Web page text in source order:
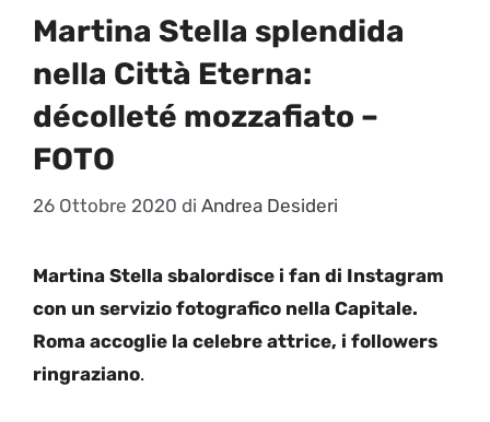
Martina Stella splendida
nella Città Eterna:
décolleté mozzafiato –
FOTO
26 Ottobre 2020 di Andrea Desideri
Martina Stella sbalordisce i fan di Instagram
con un servizio fotografico nella Capitale.
Roma accoglie la celebre attrice, i followers
ringraziano.